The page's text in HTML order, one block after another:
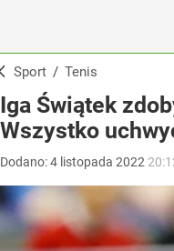
Sport / Tenis
Iga Świątek
Wszystko
Dodano:4 listopada 2022